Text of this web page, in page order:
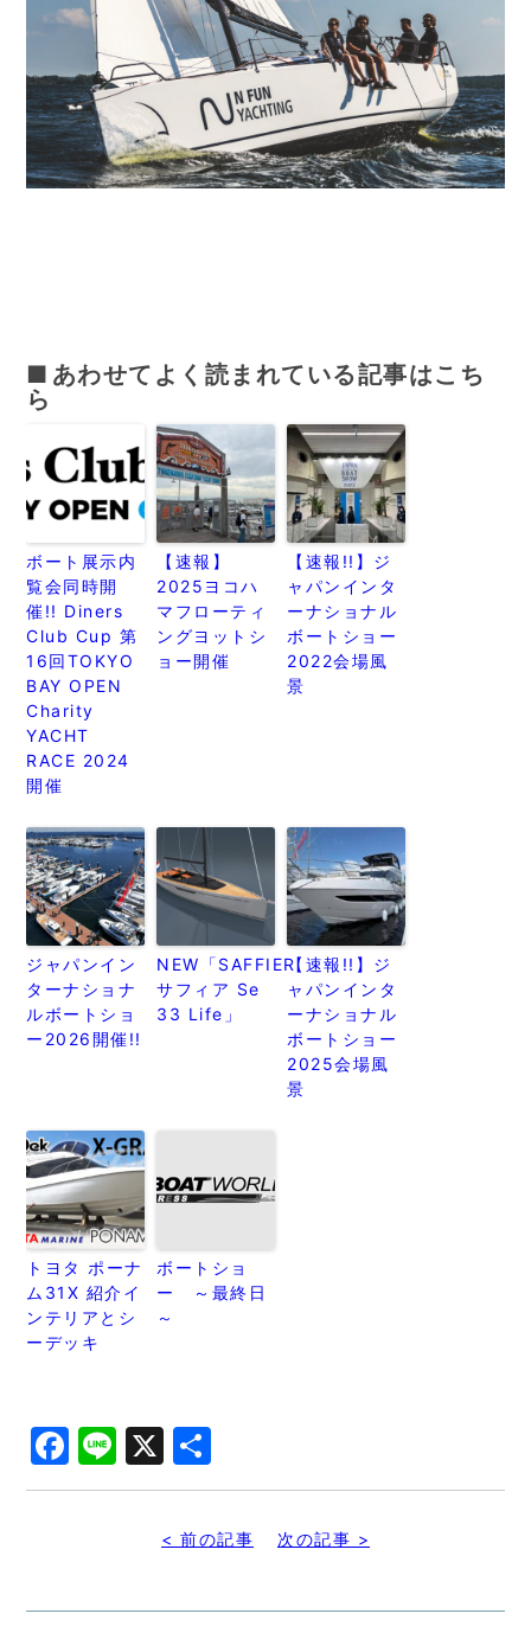
あわせてよく読まれている記事はこち
ら
ボート展示内
覧会同時開
催!! Diners
Club Cup 第
16回TOKYO
BAY OPEN
Charity
YACHT
RACE 2024
開催
【速報】
2025ヨコハ
マフローティ
ングヨットシ
ョー開催
【速報!!】ジ
ャパンインタ
ーナショナル
ボートショー
2022会場風
景
ジャパンイン
ターナショナ
ルボートショ
ー2026開催!!
NEW「SAFFIER
サフィア Se
33 Life」
【速報!!】ジ
ャパンインタ
ーナショナル
ボートショー
2025会場風
景
トヨタ ポーナ
ム31X 紹介イ
ンテリアとシ
ーデッキ
ボートショ
ー ～最終日
～
Facebook
Line
X
有
< 前の記事 次の記事 >